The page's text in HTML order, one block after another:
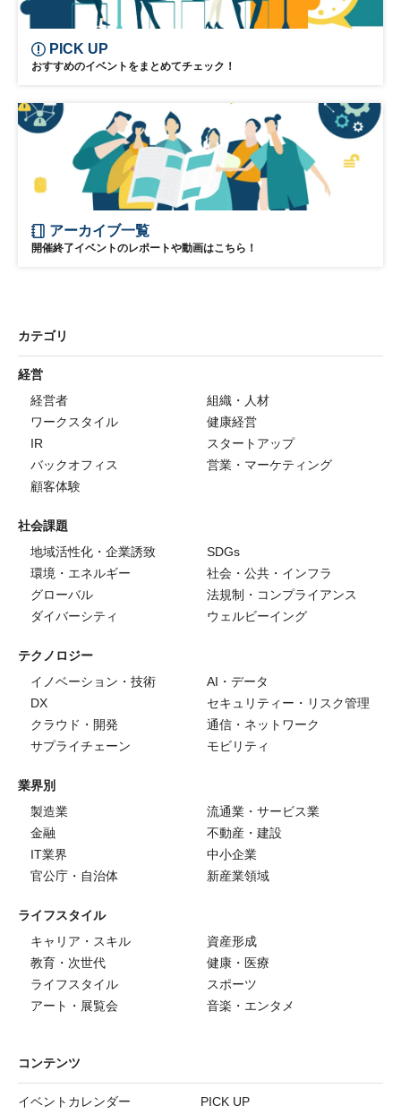
PICK UP
おすすめのイベントをまとめてチェック！
アーカイブ一覧
開催終了イベントのレポートや動画はこちら！
カテゴリ
経営
経営者
組織・人材
ワークスタイル
健康経営
IR
スタートアップ
バックオフィス
営業・マーケティング
顧客体験
社会課題
地域活性化・企業誘致
SDGs
環境・エネルギー
社会・公共・インフラ
グローバル
法規制・コンプライアンス
ダイバーシティ
ウェルビーイング
テクノロジー
イノベーション・技術
AI・データ
DX
セキュリティー・リスク管理
クラウド・開発
通信・ネットワーク
サプライチェーン
モビリティ
業界別
製造業
流通業・サービス業
金融
不動産・建設
IT業界
中小企業
官公庁・自治体
新産業領域
ライフスタイル
キャリア・スキル
資産形成
教育・次世代
健康・医療
ライフスタイル
スポーツ
アート・展覧会
音楽・エンタメ
コンテンツ
イベントカレンダー
PICK UP